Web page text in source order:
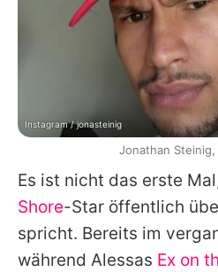
Es ist nicht das erste
Shore-Star öffentlich
spricht. Bereits im
während Alessas Ex on
Instagram / jonasteinig
Jonathan